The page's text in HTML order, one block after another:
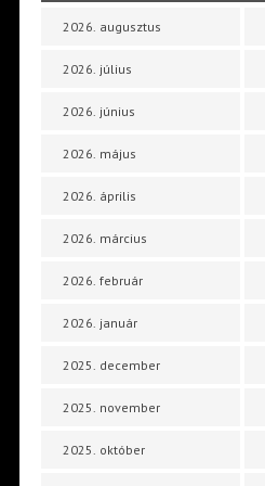
2026. augusztus
2026. július
2026. június
2026. május
2026. április
2026. március
2026. február
2026. január
2025. december
2025. november
2025. október